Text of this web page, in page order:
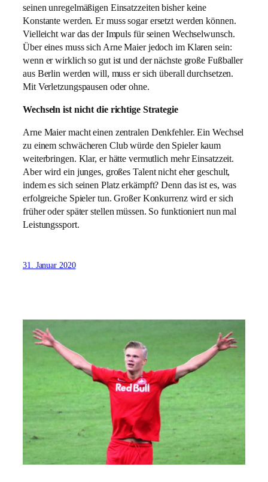
seinen unregelmäßigen Einsatzzeiten bisher keine
Konstante werden. Er muss sogar ersetzt werden können.
Vielleicht war das der Impuls für seinen Wechselwunsch.
Über eines muss sich Arne Maier jedoch im Klaren sein:
wenn er wirklich so gut ist und der nächste große Fußballer
aus Berlin werden will, muss er sich überall durchsetzen.
Mit Verletzungspausen oder ohne.
Wechseln ist nicht die richtige Strategie
Arne Maier macht einen zentralen Denkfehler. Ein Wechsel
zu einem schwächeren Club würde den Spieler kaum
weiterbringen. Klar, er hätte vermutlich mehr Einsatzzeit.
Aber wird ein junges, großes Talent nicht eher geschult,
indem es sich seinen Platz erkämpft? Denn das ist es, was
erfolgreiche Spieler tun. Großer Konkurrenz wird er sich
früher oder später stellen müssen. So funktioniert nun mal
Leistungssport.
31. Januar 2020